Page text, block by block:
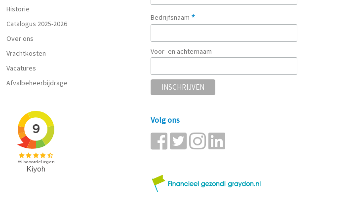
Historie
Catalogus 2025-2026
Over ons
Vrachtkosten
Vacatures
Afvalbeheerbijdrage
Bedrijfsnaam *
Voor- en achternaam
Volg ons